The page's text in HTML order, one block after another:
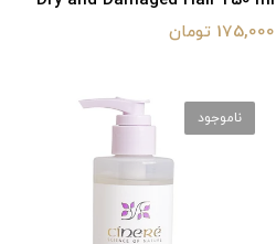
175,000 تومان
ناموجود